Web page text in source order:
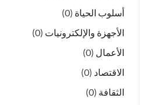
أسلوب الحياة (0)
الأجهزة والإلكترونيات (0)
الأعمال (0)
الاقتصاد (0)
الثقافة (0)